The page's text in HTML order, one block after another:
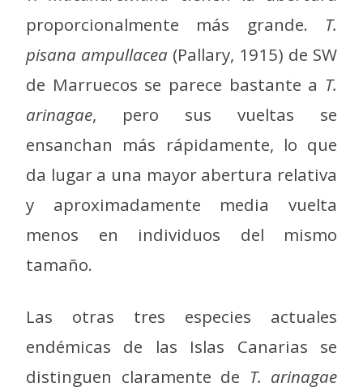
proporcionalmente más grande. T.
pisana ampullacea (Pallary, 1915) de SW
de Marruecos se parece bastante a T.
arinagae, pero sus vueltas se
ensanchan más rápidamente, lo que
da lugar a una mayor abertura relativa
y aproximadamente media vuelta
menos en individuos del mismo
tamaño.
Las otras tres especies actuales
endémicas de las Islas Canarias se
distinguen claramente de T. arinagae